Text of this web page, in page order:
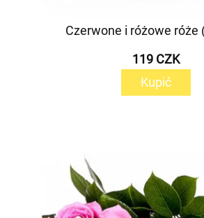
Czerwone i różowe róże
119 CZK
Kupić